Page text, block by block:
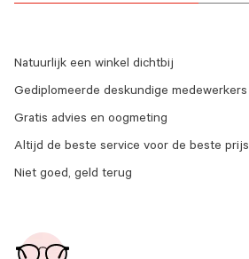
Natuurlijk een winkel dichtbij
Gediplomeerde deskundige medewerkers
Gratis advies en oogmeting
Altijd de beste service voor de beste prijs
Niet goed, geld terug